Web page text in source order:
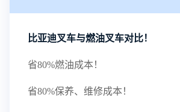
比亚迪叉车与燃油叉车对比！
省80%燃油成本！
省80%保养、维修成本！